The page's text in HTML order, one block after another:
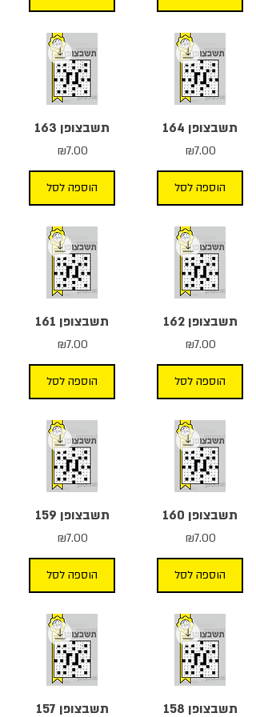
תשבצופן 164
מחיר
₪7.00
הוספה לסל
תשבצופן 163
מחיר
₪7.00
הוספה לסל
תשבצופן 162
מחיר
₪7.00
הוספה לסל
תשבצופן 161
מחיר
₪7.00
הוספה לסל
תשבצופן 160
מחיר
₪7.00
הוספה לסל
תשבצופן 159
מחיר
₪7.00
הוספה לסל
תשבצופן 158 תשבצופן 157